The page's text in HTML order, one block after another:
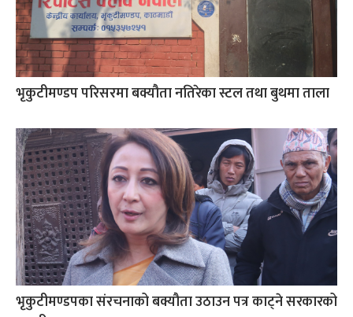
भृकुटीमण्डप परिसरमा बक्यौता नतिरेका स्टल तथा बुथमा ताला
भृकुटीमण्डपका संरचनाको बक्यौता उठाउन पत्र काट्ने सरकारको